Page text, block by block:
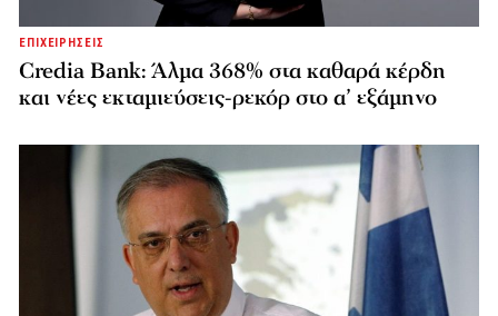
ΕΠΙΧΕΙΡΗΣΕΙΣ
Credia Bank: Άλμα 368% στα καθαρά κέρδη
και νέες εκταμιεύσεις-ρεκόρ στο α’ εξάμηνο